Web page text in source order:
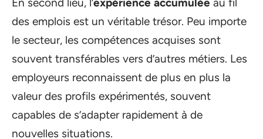
des emplois est un véritable trésor. Peu importe
le secteur, les compétences acquises sont
souvent transférables vers d’autres métiers. Les
employeurs reconnaissent de plus en plus la
valeur des profils expérimentés, souvent
capables de s’adapter rapidement à de
nouvelles situations.